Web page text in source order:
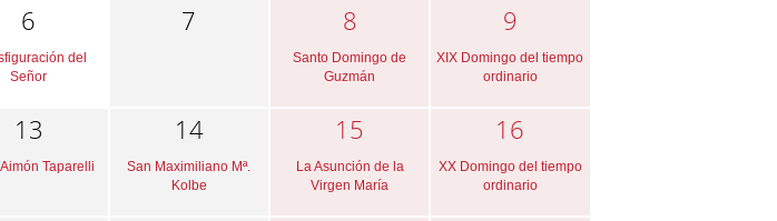
6
del
Señor
7 8
Santo Domingo de
Guzmán
9
XIX Domingo del tiempo
ordinario
13
Taparelli
14
San Maximiliano Mª.
Kolbe
15
La Asunción de la
Virgen María
16
XX Domingo del tiempo
ordinario